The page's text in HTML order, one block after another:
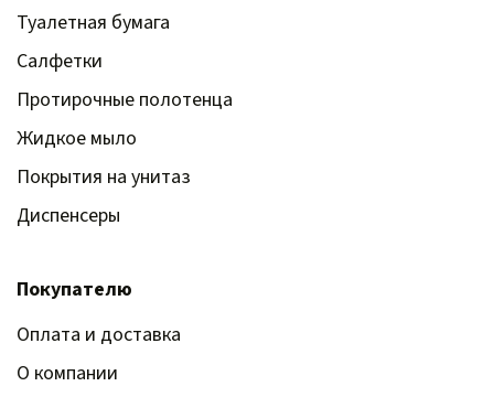
Туалетная бумага
Салфетки
Протирочные полотенца
Жидкое мыло
Покрытия на унитаз
Диспенсеры
Покупателю
Оплата и доставка
О компании